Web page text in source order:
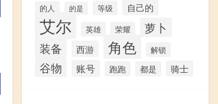
的人 的是 等级 自己的
艾尔 英雄 荣耀
萝卜
装备
西游 角色 解锁
谷物 账号 跑跑 都是 骑士